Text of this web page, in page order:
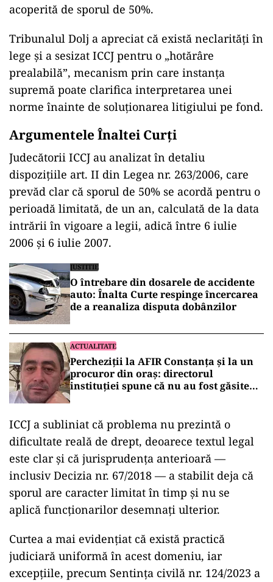
acoperită de sporul de 50%.
Tribunalul Dolj a apreciat că există neclarități în
lege și a sesizat ICCJ pentru o „hotărâre
prealabilă”, mecanism prin care instanța
supremă poate clarifica interpretarea unei
norme înainte de soluționarea litigiului pe fond.
Argumentele Înaltei Curți
Judecătorii ICCJ au analizat în detaliu
dispozițiile art. II din Legea nr. 263/2006, care
prevăd clar că sporul de 50% se acordă pentru o
perioadă limitată, de un an, calculată de la data
intrării în vigoare a legii, adică între 6 iulie
2006 și 6 iulie 2007.
JUSTITIE
O întrebare din dosarele de accidente
auto: Înalta Curte respinge încercarea
de a reanaliza disputa dobânzilor
ACTUALITATE
Percheziții la AFIR Constanța și la un
procuror din oraș: directorul
instituției spune că nu au fost găsite
ICCJ a subliniat că problema nu prezintă o
dificultate reală de drept, deoarece textul legal
este clar și că jurisprudența anterioară —
inclusiv Decizia nr. 67/2018 — a stabilit deja că
sporul are caracter limitat în timp și nu se
aplică funcționarilor desemnați ulterior.
Curtea a mai evidențiat că există practică
judiciară uniformă în acest domeniu, iar
excepțiile, precum Sentința civilă nr. 124/2023 a